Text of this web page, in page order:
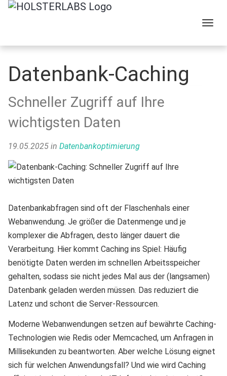
Menu
Datenbank-Caching
Schneller Zugriff auf Ihre
wichtigsten Daten
19.05.2025 in Datenbankoptimierung
Datenbankabfragen sind oft der Flaschenhals einer
Webanwendung. Je größer die Datenmenge und je
komplexer die Abfragen, desto länger dauert die
Verarbeitung. Hier kommt Caching ins Spiel: Häufig
benötigte Daten werden im schnellen Arbeitsspeicher
gehalten, sodass sie nicht jedes Mal aus der (langsamen)
Datenbank geladen werden müssen. Das reduziert die
Latenz und schont die Server-Ressourcen.
Moderne Webanwendungen setzen auf bewährte Caching-
Technologien wie Redis oder Memcached, um Anfragen in
Millisekunden zu beantworten. Aber welche Lösung eignet
sich für welchen Anwendungsfall? Und wie wird Caching